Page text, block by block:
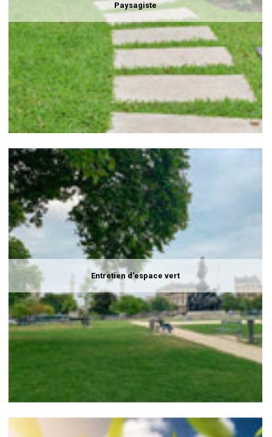
Paysagiste
Entretien d'espace vert